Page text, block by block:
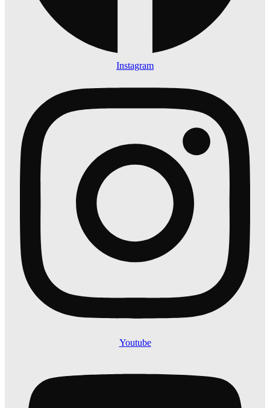
Instagram
Youtube